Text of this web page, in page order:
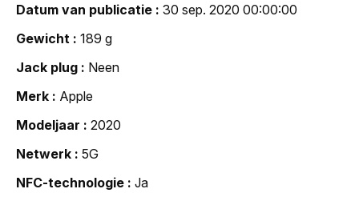
Datum van publicatie
30 sep. 2020 00:00:00
Gewicht
189 g
Jack plug
Neen
Merk
Apple
Modeljaar
2020
Netwerk
5G
NFC-technologie
Ja